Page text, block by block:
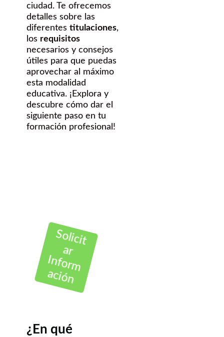
ciudad. Te ofrecemos
detalles sobre las
diferentes titulaciones,
los requisitos
necesarios y consejos
útiles para que puedas
aprovechar al máximo
esta modalidad
educativa. ¡Explora y
descubre cómo dar el
siguiente paso en tu
formación profesional!
Solicit
ar
Inform
ación
¿En qué